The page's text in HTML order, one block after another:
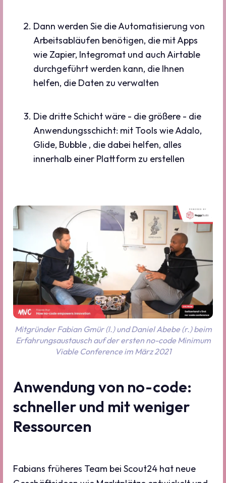
Dann werden Sie die Automatisierung von
Arbeitsabläufen benötigen, die mit Apps
wie Zapier, Integromat und auch Airtable
durchgeführt werden kann, die Ihnen
helfen, die Daten zu verwalten
Die dritte Schicht wäre - die größere - die
Anwendungsschicht: mit Tools wie Adalo,
Glide, Bubble , die dabei helfen, alles
innerhalb einer Plattform zu erstellen
Mitgründer Fabian Gmür (l.) und Daniel Abebe (r.) beim
Erfahrungsaustausch auf der ersten no-code Minimum
Viable Conference im März 2021
Anwendung von no-code:
schneller und mit weniger
Ressourcen
Fabians früheres Team bei Scout24 hat neue